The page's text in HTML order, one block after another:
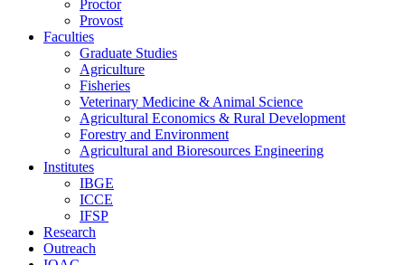
Proctor
Provost
Faculties
Graduate Studies
Agriculture
Fisheries
Veterinary Medicine & Animal Science
Agricultural Economics & Rural Development
Forestry and Environment
Agricultural and Bioresources Engineering
Institutes
IBGE
ICCE
IFSP
Research
Outreach